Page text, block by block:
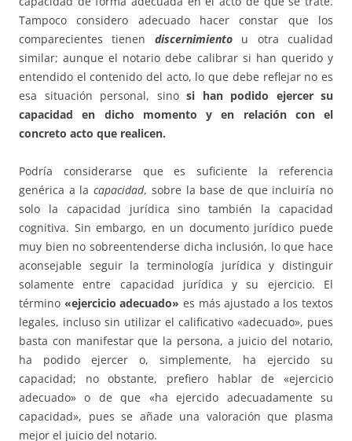
Tampoco considero adecuado hacer constar que los
comparecientes tienen discernimientou otra cualidad
similar; aunque el notario debe calibrar si han querido y
entendido el contenido del acto, lo que debe reflejar no es
esa situación personal, sino si han podido ejercer su
capacidad en dicho momento y en relación con el
concreto acto que realicen.
Podría considerarse que es suficiente la referencia
genérica a lacapacidad, sobre la base de que incluiría no
solo la capacidad jurídica sino también la capacidad
cognitiva. Sin embargo, en un documento jurídico puede
muy bien no sobreentenderse dicha inclusión, lo que hace
aconsejable seguir la terminología jurídica y distinguir
solamente entre capacidad jurídica y su ejercicio. El
término «ejercicio adecuado» es más ajustado a los textos
legales, incluso sin utilizar el calificativo «adecuado», pues
basta con manifestar que la persona, a juicio del notario,
ha podido ejercer o, simplemente, ha ejercido su
capacidad; no obstante, prefiero hablar de «ejercicio
adecuado» o de que «ha ejercido adecuadamente su
capacidad», pues se añade una valoración que plasma
mejor el juicio del notario.